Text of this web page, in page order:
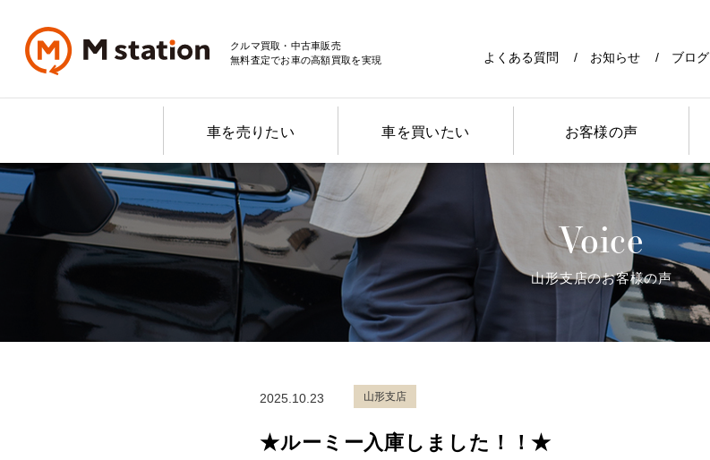
クルマ買取・中古車販売
無料査定でお車の高額買取を実現
よくある質問 お知らせ ブログ
車を売りたい 車を買いたい お客様の声
Voice
山形支店のお客様の声
2025.10.23 山形支店
★ルーミー入庫しました！！★